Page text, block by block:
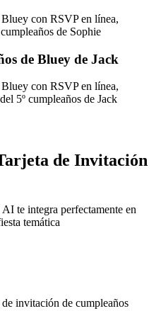
con RSVP en línea,
de Sophie
de Bluey de Jack
con RSVP en línea,
5º cumpleaños de Jack
de Invitación
te integra perfectamente en
temática
invitación de cumpleaños